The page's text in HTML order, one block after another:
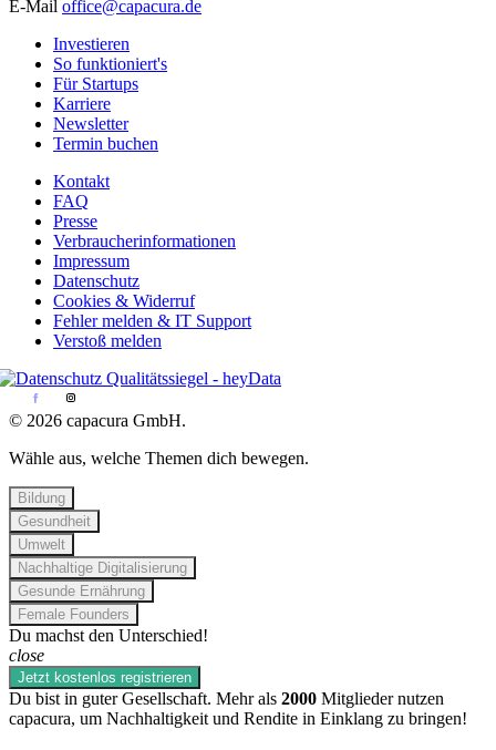
E-Mail office@capacura.de
Investieren
So funktioniert's
Für Startups
Karriere
Newsletter
Termin buchen
Kontakt
FAQ
Presse
Verbraucherinformationen
Impressum
Datenschutz
Cookies & Widerruf
Fehler melden & IT Support
Verstoß melden
© 2026 capacura GmbH.
Wähle aus, welche Themen dich bewegen.
Bildung
Gesundheit
Umwelt
Nachhaltige Digitalisierung
Gesunde Ernährung
Female Founders
Du machst den Unterschied!
close
Jetzt kostenlos registrieren
Du bist in guter Gesellschaft. Mehr als 2000 Mitglieder nutzen
capacura, um Nachhaltigkeit und Rendite in Einklang zu bringen!